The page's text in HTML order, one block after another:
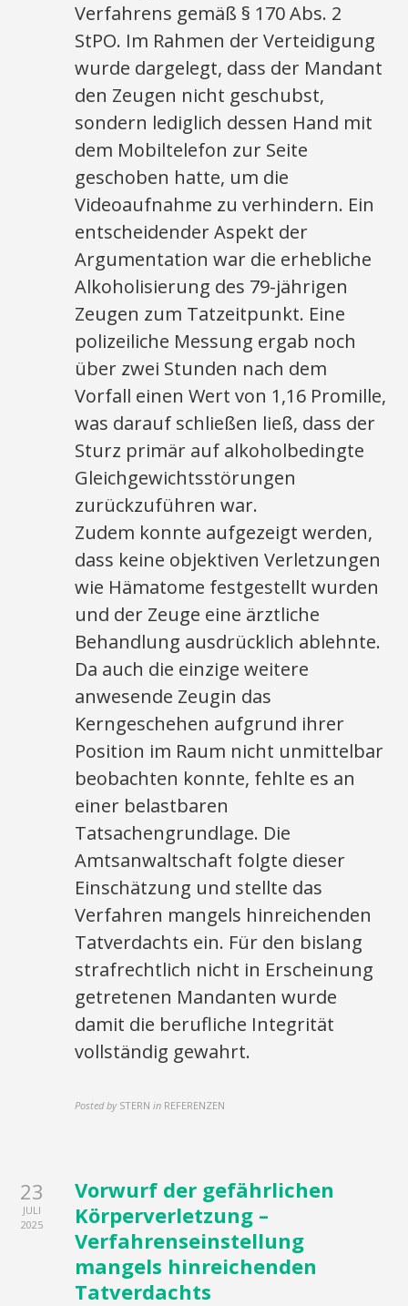
Verfahrens gemäß § 170 Abs. 2
StPO. Im Rahmen der Verteidigung
wurde dargelegt, dass der Mandant
den Zeugen nicht geschubst,
sondern lediglich dessen Hand mit
dem Mobiltelefon zur Seite
geschoben hatte, um die
Videoaufnahme zu verhindern. Ein
entscheidender Aspekt der
Argumentation war die erhebliche
Alkoholisierung des 79-jährigen
Zeugen zum Tatzeitpunkt. Eine
polizeiliche Messung ergab noch
über zwei Stunden nach dem
Vorfall einen Wert von 1,16 Promille,
was darauf schließen ließ, dass der
Sturz primär auf alkoholbedingte
Gleichgewichtsstörungen
zurückzuführen war.
Zudem konnte aufgezeigt werden,
dass keine objektiven Verletzungen
wie Hämatome festgestellt wurden
und der Zeuge eine ärztliche
Behandlung ausdrücklich ablehnte.
Da auch die einzige weitere
anwesende Zeugin das
Kerngeschehen aufgrund ihrer
Position im Raum nicht unmittelbar
beobachten konnte, fehlte es an
einer belastbaren
Tatsachengrundlage. Die
Amtsanwaltschaft folgte dieser
Einschätzung und stellte das
Verfahren mangels hinreichenden
Tatverdachts ein. Für den bislang
strafrechtlich nicht in Erscheinung
getretenen Mandanten wurde
damit die berufliche Integrität
vollständig gewahrt.
Posted by STERN in REFERENZEN
23
JULI
2025
Vorwurf der gefährlichen
Körperverletzung –
Verfahrenseinstellung
mangels hinreichenden
Tatverdachts